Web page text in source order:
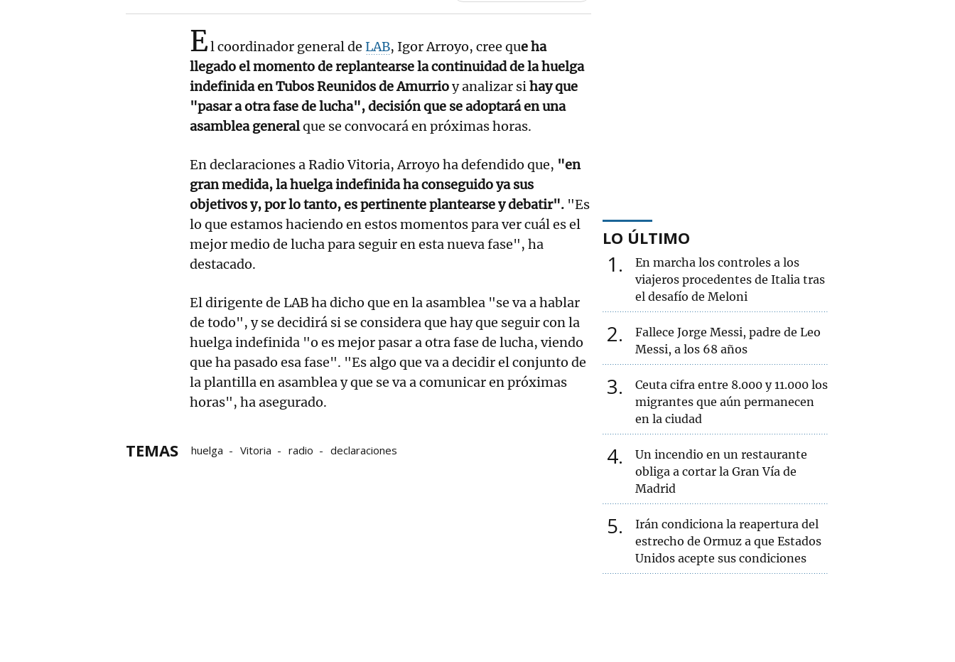
El coordinador general de LAB, Igor Arroyo, cree que ha
llegado el momento de replantearse la continuidad de la huelga
indefinida en Tubos Reunidos de Amurrioy analizar sihay que
"pasar a otra fase de lucha", decisión que se adoptará en una
asamblea generalque se convocará en próximas horas.
En declaraciones a Radio Vitoria, Arroyo ha defendido que, "en
gran medida, la huelga indefinida ha conseguido ya sus
objetivos y, por lo tanto, es pertinente plantearse y debatir". "Es
lo que estamos haciendo en estos momentos para ver cuál es el
mejor medio de lucha para seguir en esta nueva fase", ha
destacado.
El dirigente de LAB ha dicho que en la asamblea "se va a hablar
de todo", y se decidirá si se considera que hay que seguir con la
huelga indefinida "o es mejor pasar a otra fase de lucha, viendo
que ha pasado esa fase". "Es algo que va a decidir el conjunto de
la plantilla en asamblea y que se va a comunicar en próximas
horas", ha asegurado.
TEMAS huelga Vitoria radio declaraciones
LO ÚLTIMO
1
En marcha los controles a los
viajeros procedentes de Italia tras
el desafío de Meloni
2
Fallece Jorge Messi, padre de Leo
Messi, a los 68 años
3
Ceuta cifra entre 8.000 y 11.000 los
migrantes que aún permanecen
en la ciudad
4
Un incendio en un restaurante
obliga a cortar la Gran Vía de
Madrid
5
Irán condiciona la reapertura del
estrecho de Ormuz a que Estados
Unidos acepte sus condiciones